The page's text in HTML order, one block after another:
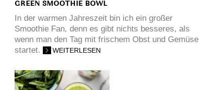
GREEN SMOOTHIE BOWL
In der warmen Jahreszeit bin ich ein großer
Smoothie Fan, denn es gibt nichts besseres, als
wenn man den Tag mit frischem Obst und Gemüse
startet.
WEITERLESEN